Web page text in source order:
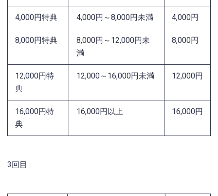
4,000円特典 4,000円～8,000円未満 4,000円
8,000円特典
8,000円～12,000円未
満
8,000円
12,000円特
典
12,000～16,000円未満 12,000円
16,000円特
典
16,000円以上 16,000円
3回目